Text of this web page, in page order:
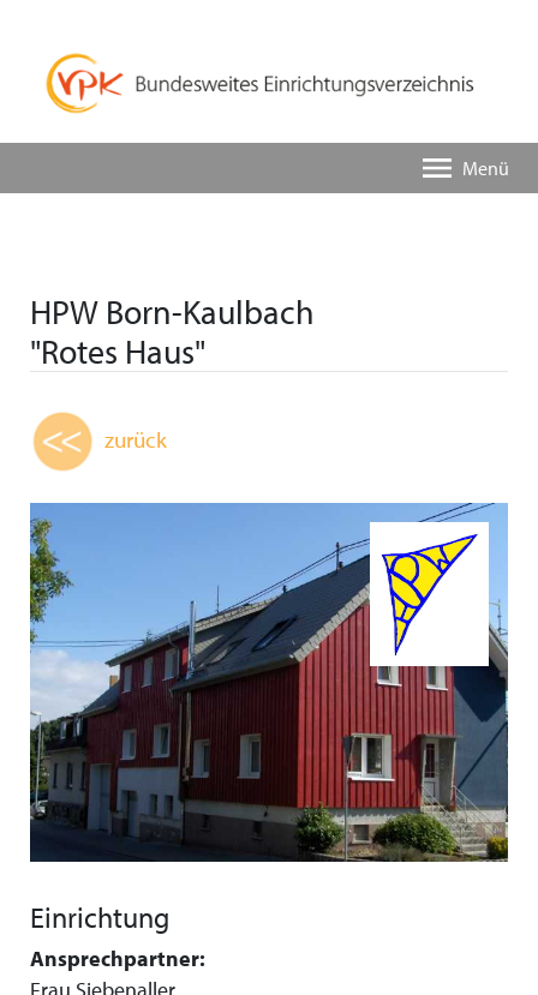
Menü
HPW Born-Kaulbach
"Rotes Haus"
zurück
Einrichtung
Ansprechpartner:
Frau Siebenaller